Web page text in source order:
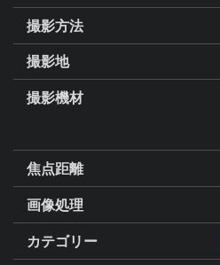
撮影方法
撮影地
撮影機材
焦点距離
画像処理
カテゴリー